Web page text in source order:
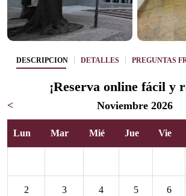
DESCRIPCIÓN DETALLES PREGUNTAS
¡Reserva online fácil y
< Noviembre 2026
Lun Mar Mié Jue Vie
2 3 4 5 6